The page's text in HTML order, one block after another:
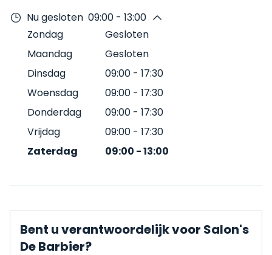
Nu gesloten 09:00 - 13:00
Zondag
Gesloten
Maandag
Gesloten
Dinsdag
09:00 - 17:30
Woensdag
09:00 - 17:30
Donderdag
09:00 - 17:30
Vrijdag
09:00 - 17:30
Zaterdag
09:00 -13:00
Bent u verantwoordelijk voor Salon's
De Barbier?